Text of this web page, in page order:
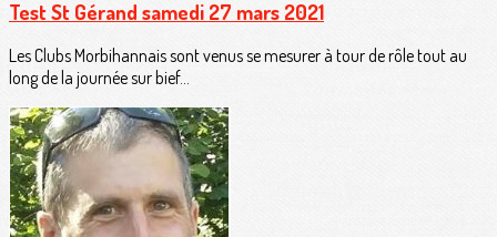
Test St Gérand samedi 27 mars 2021
Les Clubs Morbihannais sont venus se mesurer à tour de rôle tout au
long de la journée sur bief...